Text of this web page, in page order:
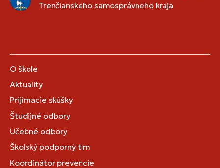
Trenčianskeho samosprávneho kraja
O škole
Aktuality
Prijímacie skúšky
Študijné odbory
Učebné odbory
Školský podporný tím
Koordinátor prevencie